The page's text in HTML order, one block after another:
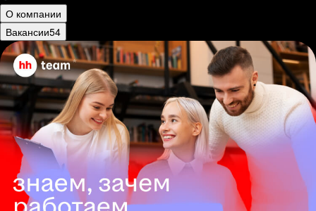
О компании
Вакансии54